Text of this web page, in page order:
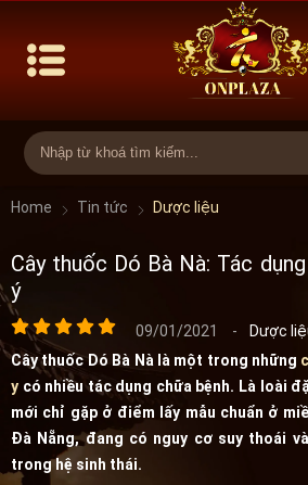
Home Tin tức Dược liệu
Cây thuốc Dó Bà Nà: Tác
ý
09/01/2021 -
Dược
Cây thuốc Dó Bà Nà là một trong những
y có nhiều tác dụng chữa bệnh. Là loài
mới chỉ gặp ở điểm lấy mẫu chuẩn ở
Đà Nẵng, đang có nguy cơ suy thoái
trong hệ sinh thái.